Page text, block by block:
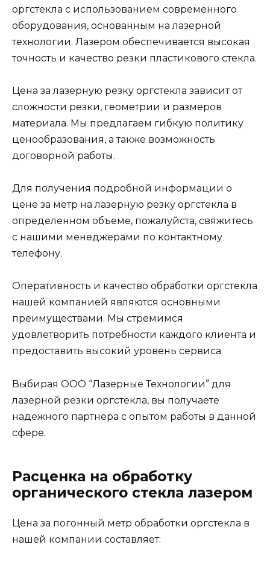
оргстекла с использованием современного
оборудования, основанным на лазерной
технологии. Лазером обеспечивается высокая
точность и качество резки пластикового стекла.
Цена за лазерную резку оргстекла зависит от
сложности резки, геометрии и размеров
материала. Мы предлагаем гибкую политику
ценообразования, а также возможность
договорной работы.
Для получения подробной информации о
цене за метр на лазерную резку оргстекла в
определенном объеме, пожалуйста, свяжитесь
с нашими менеджерами по контактному
телефону.
Оперативность и качество обработки оргстекла
нашей компанией являются основными
преимуществами. Мы стремимся
удовлетворить потребности каждого клиента и
предоставить высокий уровень сервиса.
Выбирая ООО “Лазерные Технологии” для
лазерной резки оргстекла, вы получаете
надежного партнера с опытом работы в данной
сфере.
Расценка на обработку
органического стекла лазером
Цена за погонный метр обработки оргстекла в
нашей компании составляет: